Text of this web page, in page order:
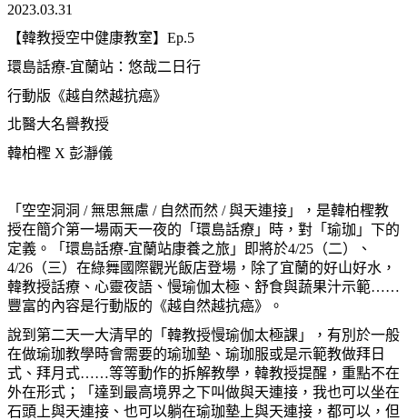
2023.03.31
【韓教授空中健康教室】 Ep.5
環島話療-宜蘭站 ： 悠哉二日行
行動版《越自然越抗癌》
北醫大名譽教授
韓柏檉 X 彭瀞儀
「空空洞洞 / 無思無慮 / 自然而然 / 與天連接」，是韓柏檉教
授在簡介第一場兩天一夜的「環島話療」時，對「瑜珈」下的
定義。「環島話療-宜蘭站康養之旅」即將於4/25（二）、
4/26（三）在綠舞國際觀光飯店登場，除了宜蘭的好山好水，
韓教授話療、心靈夜語、慢瑜伽太極、舒食與蔬果汁示範……
豐富的內容是行動版的《越自然越抗癌》。
說到第二天一大清早的「韓教授慢瑜伽太極課」，有別於一般
在做瑜珈教學時會需要的瑜珈墊、瑜珈服或是示範教做拜日
式、拜月式……等等動作的拆解教學，韓教授提醒，重點不在
外在形式；「達到最高境界之下叫做與天連接，我也可以坐在
石頭上與天連接、也可以躺在瑜珈墊上與天連接，都可以，但